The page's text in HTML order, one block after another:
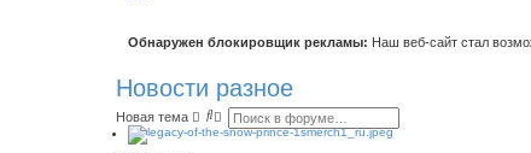
Обнаружен блокировщик рекламы: Наш веб-сайт стал
Новости разное
Новая тема
П
о
Р
а